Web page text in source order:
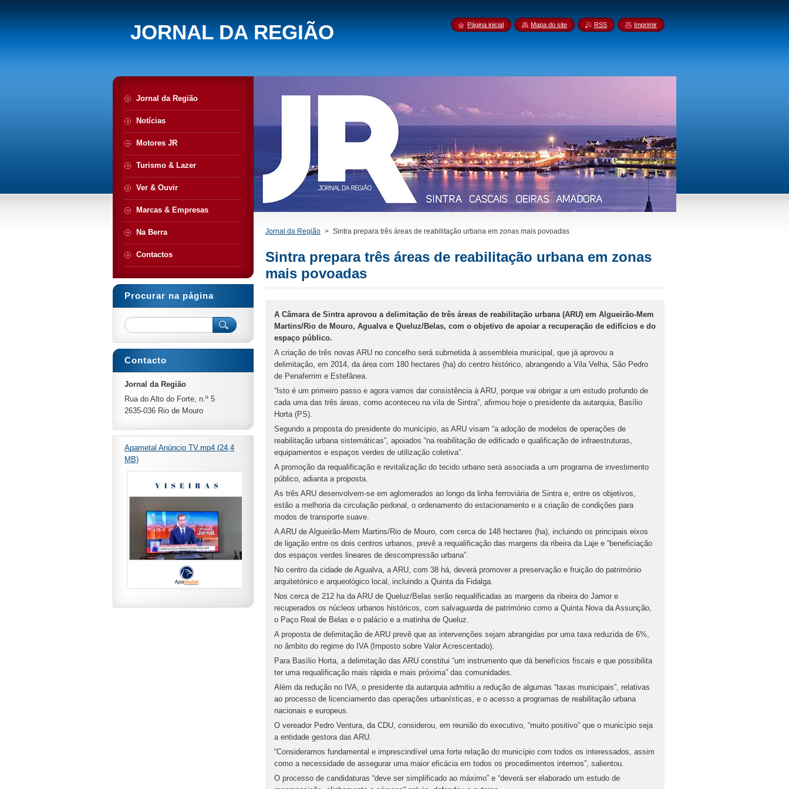
JORNAL DA REGIÃO
Jornal da Região > Sintra prepara três áreas de reabilitação urbana em zonas mais povoadas
Sintra prepara três áreas de reabilitação urbana em zonas
mais povoadas
A Câmara de Sintra aprovou a delimitação de três áreas de reabilitação urbana (ARU) em Algueirão-Mem
Martins/Rio de Mouro, Agualva e Queluz/Belas, com o objetivo de apoiar a recuperação de edifícios e do
espaço público.
A criação de três novas ARU no concelho será submetida à assembleia municipal, que já aprovou a
delimitação, em 2014, da área com 180 hectares (ha) do centro histórico, abrangendo a Vila Velha, São Pedro
de Penaferrim e Estefânea.
“Isto é um primeiro passo e agora vamos dar consistência à ARU, porque vai obrigar a um estudo profundo de
cada uma das três áreas, como aconteceu na vila de Sintra”, afirmou hoje o presidente da autarquia, Basílio
Horta (PS).
Segundo a proposta do presidente do município, as ARU visam “a adoção de modelos de operações de
reabilitação urbana sistemáticas”, apoiados “na reabilitação de edificado e qualificação de infraestruturas,
equipamentos e espaços verdes de utilização coletiva”.
A promoção da requalificação e revitalização do tecido urbano será associada a um programa de investimento
público, adianta a proposta.
As três ARU desenvolvem-se em aglomerados ao longo da linha ferroviária de Sintra e, entre os objetivos,
estão a melhoria da circulação pedonal, o ordenamento do estacionamento e a criação de condições para
modos de transporte suave.
A ARU de Algueirão-Mem Martins/Rio de Mouro, com cerca de 148 hectares (ha), incluindo os principais eixos
de ligação entre os dois centros urbanos, prevê a requalificação das margens da ribeira da Laje e “beneficiação
dos espaços verdes lineares de descompressão urbana”.
No centro da cidade de Agualva, a ARU, com 38 há, deverá promover a preservação e fruição do património
arquitetónico e arqueológico local, incluindo a Quinta da Fidalga.
Nos cerca de 212 ha da ARU de Queluz/Belas serão requalificadas as margens da ribeira do Jamor e
recuperados os núcleos urbanos históricos, com salvaguarda de património como a Quinta Nova da Assunção,
o Paço Real de Belas e o palácio e a matinha de Queluz.
A proposta de delimitação de ARU prevê que as intervenções sejam abrangidas por uma taxa reduzida de 6%,
no âmbito do regime do IVA (Imposto sobre Valor Acrescentado).
Para Basílio Horta, a delimitação das ARU constitui “um instrumento que dá benefícios fiscais e que possibilita
ter uma requalificação mais rápida e mais próxima” das comunidades.
Além da redução no IVA, o presidente da autarquia admitiu a redução de algumas “taxas municipais”, relativas
ao processo de licenciamento das operações urbanísticas, e o acesso a programas de reabilitação urbana
nacionais e europeus.
O vereador Pedro Ventura, da CDU, considerou, em reunião do executivo, “muito positivo” que o município seja
a entidade gestora das ARU.
“Consideramos fundamental e imprescindível uma forte relação do município com todos os interessados, assim
como a necessidade de assegurar uma maior eficácia em todos os procedimentos internos”, salientou.
O processo de candidaturas “deve ser simplificado ao máximo” e “deverá ser elaborado um estudo de
Jornal da Região
Notícias
Motores JR
Turismo & Lazer
Ver & Ouvir
Marcas & Empresas
Na Berra
Contactos
Procurar na página
Contacto
Jornal da Região
Rua do Alto do Forte, n.º 5
2635-036 Rio de Mouro
Apametal Anúncio TV.mp4 (24,4
MB)
Página inicial Mapa do site RSS Imprimir